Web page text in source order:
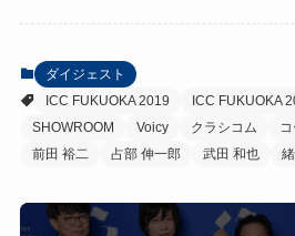
ダイジェスト
ICC FUKUOKA 2019
ICC FUKUOKA
SHOWROOM
Voicy クラシコム
前田 裕二
占部 伸一郎 武田 和也